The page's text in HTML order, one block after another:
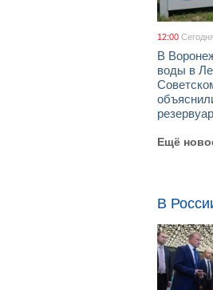
12:00 Сегодня
В
воды в
Ещё
В